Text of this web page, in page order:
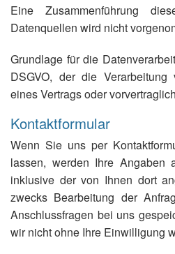
Eine Zusammenführung
Datenquellen wird nicht
Grundlage für die
DSGVO, der die
eines Vertrags oder
Kontaktformular
Wenn Sie uns per
lassen, werden Ihre Angaben
inklusive der von Ihnen dort
zwecks Bearbeitung der
Anschlussfragen bei uns
wir nicht ohne Ihre Einwilligung